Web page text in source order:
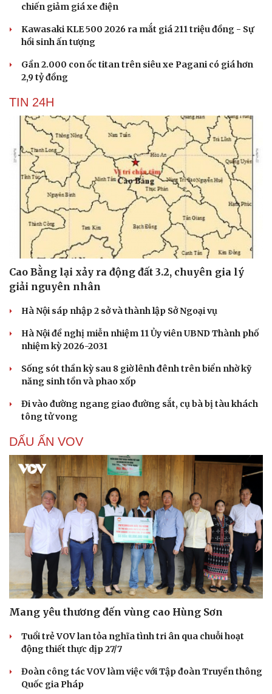
chiến giảm giá xe điện
Kawasaki KLE 500 2026 ra mắt giá 211 triệu đồng - Sự
hồi sinh ấn tượng
Gần 2.000 con ốc titan trên siêu xe Pagani có giá hơn
2,9 tỷ đồng
TIN 24H
Cao Bằng lại xảy ra động đất 3.2, chuyên gia lý
giải nguyên nhân
Hà Nội sáp nhập 2 sở và thành lập Sở Ngoại vụ
Hà Nội đề nghị miễn nhiệm 11 Ủy viên UBND Thành phố
nhiệm kỳ 2026-2031
Sống sót thần kỳ sau 8 giờ lênh đênh trên biển nhờ kỹ
năng sinh tồn và phao xốp
Đi vào đường ngang giao đường sắt, cụ bà bị tàu khách
tông tử vong
DẤU ẤN VOV
Mang yêu thương đến vùng cao Hùng Sơn
Tuổi trẻ VOV lan tỏa nghĩa tình tri ân qua chuỗi hoạt
động thiết thực dịp 27/7
Đoàn công tác VOV làm việc với Tập đoàn Truyền thông
Quốc gia Pháp